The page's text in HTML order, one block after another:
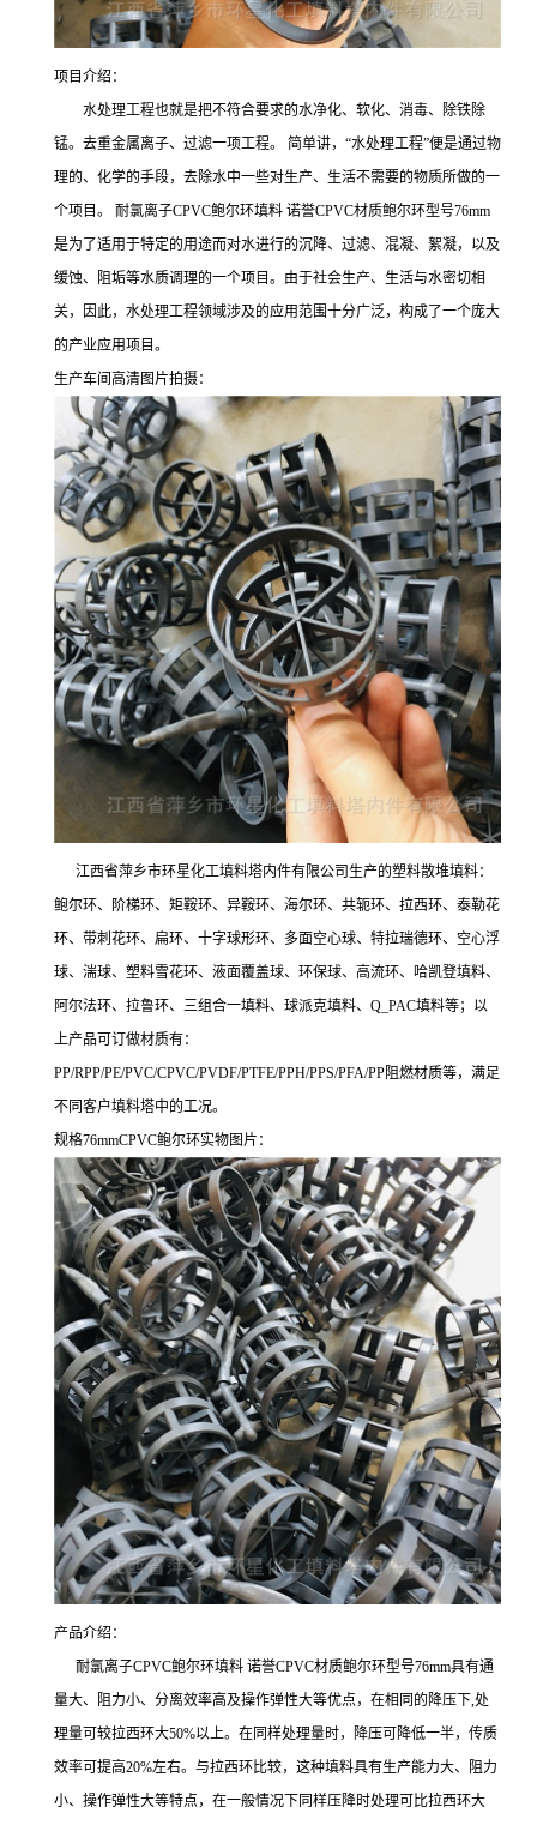
项目介绍：
水处理工程也就是把不符合要求的水净化、软化、消毒、除铁除
锰。去重金属离子、过滤一项工程。 简单讲，“水处理工程”便是通过物
理的、化学的手段，去除水中一些对生产、生活不需要的物质所做的一
个项目。 耐氯离子CPVC鲍尔环填料 诺誉CPVC材质鲍尔环型号76mm
是为了适用于特定的用途而对水进行的沉降、过滤、混凝、絮凝，以及
缓蚀、阻垢等水质调理的一个项目。由于社会生产、生活与水密切相
关，因此，水处理工程领域涉及的应用范围十分广泛，构成了一个庞大
的产业应用项目。
生产车间高清图片拍摄：
江西省萍乡市环星化工填料塔内件有限公司生产的塑料散堆填料：
鲍尔环、阶梯环、矩鞍环、异鞍环、海尔环、共轭环、拉西环、泰勒花
环、带刺花环、扁环、十字球形环、多面空心球、特拉瑞德环、空心浮
球、湍球、塑料雪花环、液面覆盖球、环保球、高流环、哈凯登填料、
阿尔法环、拉鲁环、三组合一填料、球派克填料、Q_PAC填料等；以
上产品可订做材质有：
PP/RPP/PE/PVC/CPVC/PVDF/PTFE/PPH/PPS/PFA/PP阻燃材质等，满足
不同客户填料塔中的工况。
规格76mmCPVC鲍尔环实物图片：
产品介绍：
耐氯离子CPVC鲍尔环填料 诺誉CPVC材质鲍尔环型号76mm具有通
量大、阻力小、分离效率高及操作弹性大等优点，在相同的降压下,处
理量可较拉西环大50%以上。在同样处理量时，降压可降低一半，传质
效率可提高20%左右。与拉西环比较，这种填料具有生产能力大、阻力
小、操作弹性大等特点，在一般情况下同样压降时处理可比拉西环大